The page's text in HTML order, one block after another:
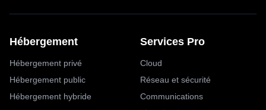
Hébergement
Hébergement privé
Hébergement public
Hébergement hybride
Services Pro
Cloud
Réseau et sécurité
Communications